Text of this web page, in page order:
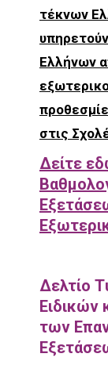
τέκνων
Ελλήνων
στις
Δείτε
Δελτίο
των